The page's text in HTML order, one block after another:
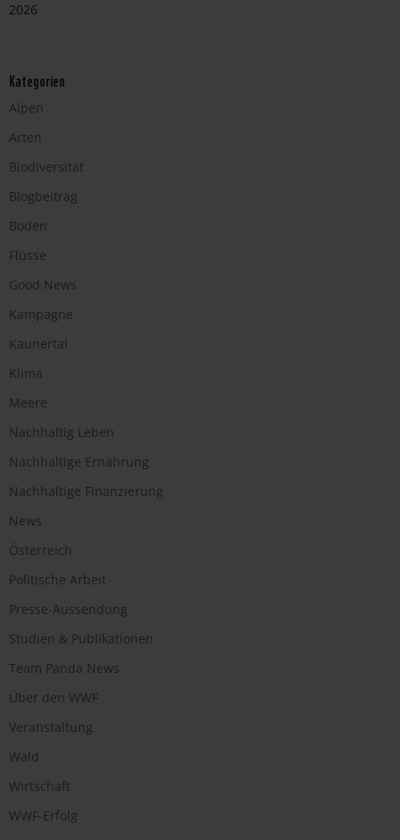
2026
Kategorien
Alpen
Arten
Biodiversität
Blogbeitrag
Boden
Flüsse
Good News
Kampagne
Kaunertal
Klima
Meere
Nachhaltig Leben
Nachhaltige Ernährung
Nachhaltige Finanzierung
News
Österreich
Politische Arbeit
Presse-Aussendung
Studien & Publikationen
Team Panda News
Über den WWF
Veranstaltung
Wald
Wirtschaft
WWF-Erfolg